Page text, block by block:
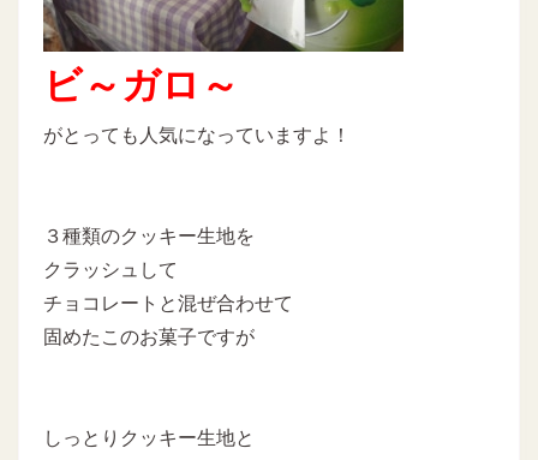
ビ～ガロ～
がとっても人気になっていますよ！
３種類のクッキー生地を
クラッシュして
チョコレートと混ぜ合わせて
固めたこのお菓子ですが
しっとりクッキー生地と